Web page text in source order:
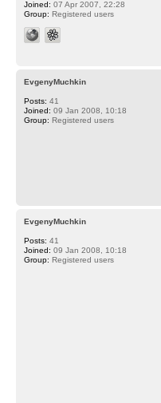
Joined: 07 Apr 2007, 22:28
Group: Registered users
EvgenyMuchkin
Posts: 41
Joined: 09 Jan 2008, 10:18
Group: Registered users
EvgenyMuchkin
Posts: 41
Joined: 09 Jan 2008, 10:18
Group: Registered users